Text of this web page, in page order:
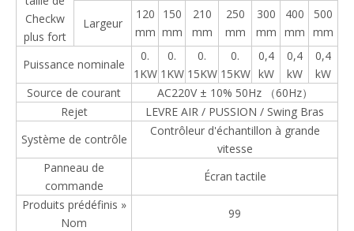
Checkw
plus fort
Largeur
120
mm
150
mm
210
mm
250
mm
300
mm
400
mm
500
mm
Puissance nominale
0.
1KW
0.
1KW
0.
15KW
0.
15KW
0,4
kW
0,4
kW
0,4
kW
Source de courant
AC220V ± 10% 50Hz （60Hz）
Rejet
LEVRE AIR / PUSSION / Swing Bras
Système de contrôle
Contrôleur d'échantillon à grande
vitesse
Panneau de
commande
Écran tactile
Produits prédéfinis »
Nom
99